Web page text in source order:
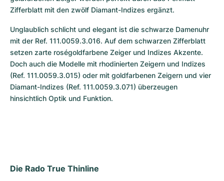
Zifferblatt mit den zwölf Diamant-Indizes ergänzt.
Unglaublich schlicht und elegant ist die schwarze Damenuhr
mit der Ref. 111.0059.3.016. Auf dem schwarzen Zifferblatt
setzen zarte roségoldfarbene Zeiger und Indizes Akzente.
Doch auch die Modelle mit rhodinierten Zeigern und Indizes
(Ref. 111.0059.3.015) oder mit goldfarbenen Zeigern und vier
Diamant-Indizes (Ref. 111.0059.3.071) überzeugen
hinsichtlich Optik und Funktion.
Die Rado True Thinline